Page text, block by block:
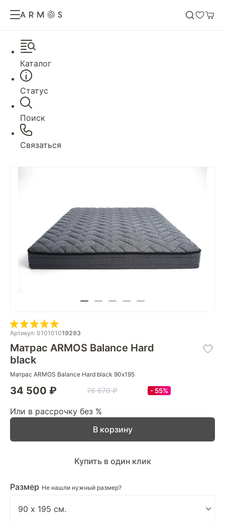
Каталог
Статус
Поиск
Связаться
Артикул: 010101019293
Матрас ARMOS Balance Hard
black
Матрас ARMOS Balance Hard black 90х195
34 500 ₽ 76 670 ₽ 55%
Или в рассрочку без %
Размер Не нашли нужный размер?
В корзину
Купить в один клик